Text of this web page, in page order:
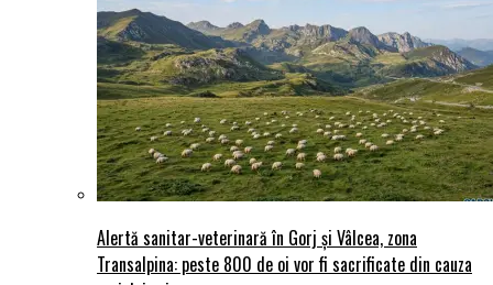
Alertă sanitar-veterinară în Gorj și Vâlcea, zona
Transalpina: peste 800 de oi vor fi sacrificate din cauza